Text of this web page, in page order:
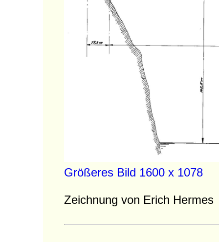
Größeres Bild 1600 x 1078
Zeichnung von Erich Hermes